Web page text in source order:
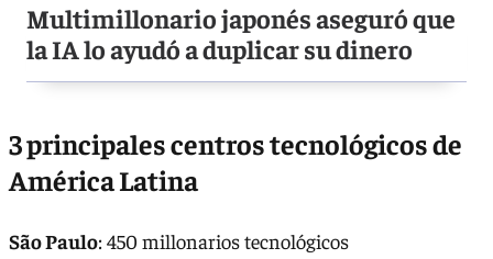
Multimillonario japonés aseguró que
la IA lo ayudó a duplicar su dinero
3 principales centros tecnológicos de
América Latina
São Paulo: 450 millonarios tecnológicos